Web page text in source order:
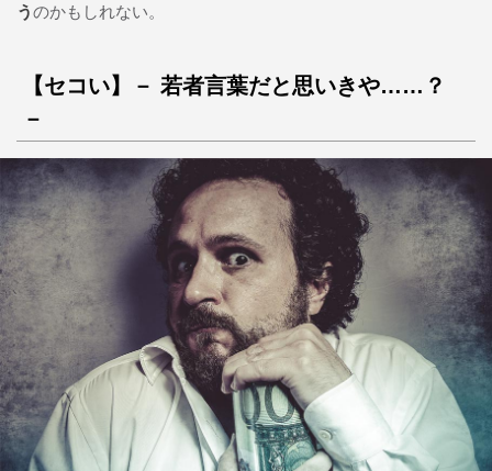
うのかもしれない。
【セコい】－ 若者言葉だと思いきや……？
－